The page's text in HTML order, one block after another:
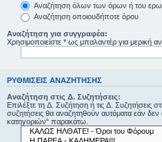
Αναζήτηση όλων των όρων ή του
Αναζήτηση οποιουδήποτε όρου
Αναζήτηση για συγγραφέα:
Χρησιμοποιείστε * ως μπαλαντέρ για μερική
ΡΥΘΜΊΣΕΙΣ ΑΝΑΖΉΤΗΣΗΣ
Αναζήτηση στις Δ. Συζητήσεις:
Επιλέξτε τη Δ. Συζήτηση ή τις Δ. Συζητήσεις
συζητήσεις θα αναζητηθούν αυτόματα εάν
κατηγοριών“ παρακάτω.